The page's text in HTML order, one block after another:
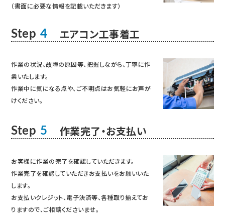
（書面に必要な情報を記載いただきます）
Step 4 エアコン工事着工
作業の状況、故障の原因等、把握しながら、丁寧に作
業いたします。
作業中に気になる点や、ご不明点はお気軽にお声が
けください。
Step 5 作業完了・お支払い
お客様に作業の完了を確認していただきます。
作業完了を確認していただきお支払いをお願いいた
します。
お支払いクレジット、電子決済等、各種取り揃えてお
りますので、ご相談くださいませ。